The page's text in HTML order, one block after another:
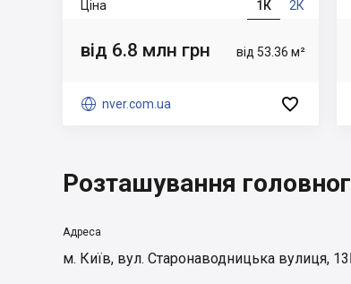
1К 2К
Ціна
від 53.36 м²
від 6.8 млн грн
 nver.com.ua 
Розташування
Адреса
м. Київ, вул. Старонаводницька вулиця,